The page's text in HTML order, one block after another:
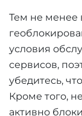
Тем не менее
условия
сервисов,
убедитесь,
Кроме того,
активно